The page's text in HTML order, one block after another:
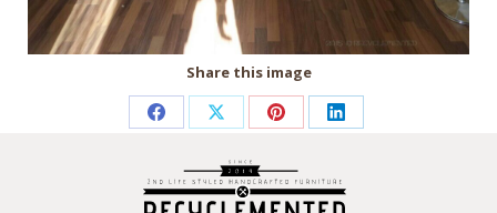
Share this image
Partager
Facebook
Partager
sur
X
Partager
Pinterest
Partager
LinkedIn